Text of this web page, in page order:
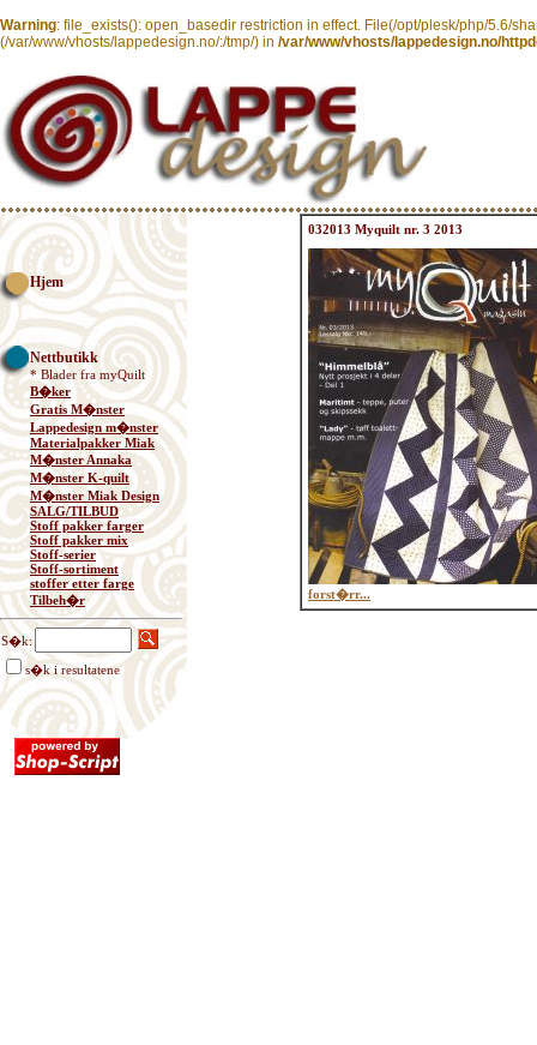
Warning: file_exists(): open_basedir restriction in effect. File(/opt/plesk/php/5.6/
(/var/www/vhosts/lappedesign.no/:/tmp/) in /var/www/vhosts/lappedesign.no/
Hjem
Nettbutikk
* Blader fra myQuilt
B�ker
Gratis M�nster
Lappedesign m�nster
Materialpakker Miak
M�nster Annaka
M�nster K-quilt
M�nster Miak Design
SALG/TILBUD
Stoff pakker farger
Stoff pakker mix
Stoff-serier
Stoff-sortiment
stoffer etter farge
Tilbeh�r
S�k:
s�k i resultatene
032013 Myquilt nr. 3 2013
forst�rr...